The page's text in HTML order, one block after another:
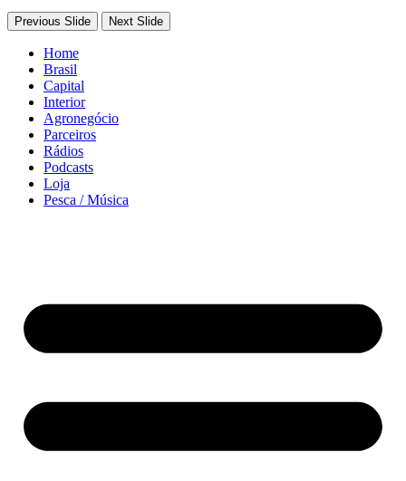
Previous Slide Next Slide
Home
Brasil
Capital
Interior
Agronegócio
Parceiros
Rádios
Podcasts
Loja
Pesca / Música